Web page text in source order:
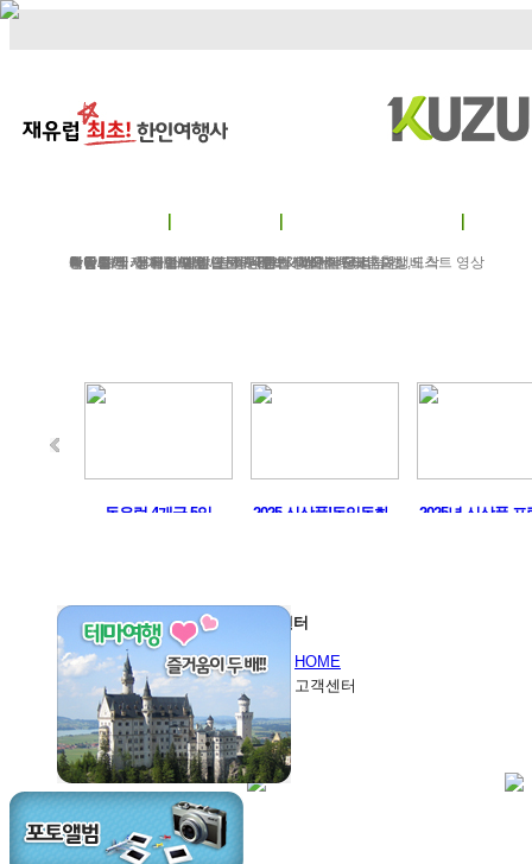
서유럽 동유럽/발칸 동서유럽 런던/파리 출발,도착
부활절 성탄절/연말연시 이벤트/시즌투어
북유럽/러시아 아이슬란드 Fire & Ice
그리스/터키 스페인/포르투갈 이집트
한국/미국 테마여행 허니문 레저 맞춤여행
박람회 해외연수 전시/공연 VIP 의전
독일여행 가이드&차량 예약 대행 서비스
항공.호텔.열차
여행후기 포토앨범 여행정보 가이드 컬럼 베스트 영상
예약문의 자주하는 질문 승차장소 공지사항
2025 신상품!독일동화.. 2025년 신상품 프
동유럽 4개국 5일
고객센터
HOME
고객센터